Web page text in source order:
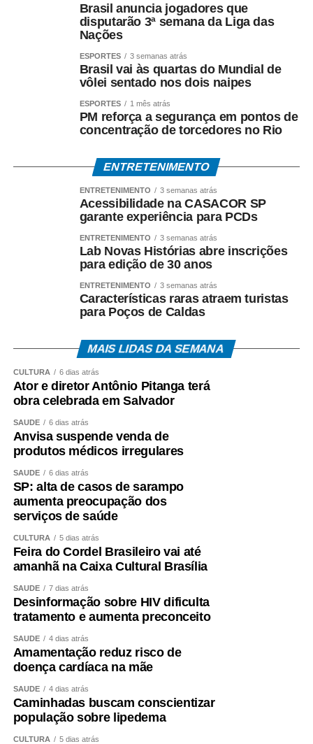
Brasil anuncia jogadores que
disputarão 3ª semana da Liga das
Nações
ESPORTES 3 semanas atrás
Brasil vai às quartas do Mundial de
vôlei sentado nos dois naipes
ESPORTES 1 mês atrás
PM reforça a segurança em pontos de
concentração de torcedores no Rio
ENTRETENIMENTO
ENTRETENIMENTO 3 semanas atrás
Acessibilidade na CASACOR SP
garante experiência para PCDs
ENTRETENIMENTO 3 semanas atrás
Lab Novas Histórias abre inscrições
para edição de 30 anos
ENTRETENIMENTO 3 semanas atrás
Características raras atraem turistas
para Poços de Caldas
MAIS LIDAS DA SEMANA
CULTURA 6 dias atrás
Ator e diretor Antônio Pitanga terá
obra celebrada em Salvador
SAÚDE 6 dias atrás
Anvisa suspende venda de
produtos médicos irregulares
SAÚDE 6 dias atrás
SP: alta de casos de sarampo
aumenta preocupação dos
serviços de saúde
CULTURA 5 dias atrás
Feira do Cordel Brasileiro vai até
amanhã na Caixa Cultural Brasília
SAÚDE 7 dias atrás
Desinformação sobre HIV dificulta
tratamento e aumenta preconceito
SAÚDE 4 dias atrás
Amamentação reduz risco de
doença cardíaca na mãe
SAÚDE 4 dias atrás
Caminhadas buscam conscientizar
população sobre lipedema
CULTURA 5 dias atrás